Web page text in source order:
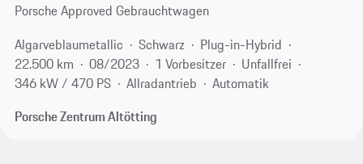
Porsche Approved Gebrauchtwagen
Algarveblaumetallic
Schwarz
Plug-in-Hybrid
22.500 km
08/2023 1 Vorbesitzer
Unfallfrei
346 kW / 470 PS
Allradantrieb
Automatik
Porsche Zentrum Altötting